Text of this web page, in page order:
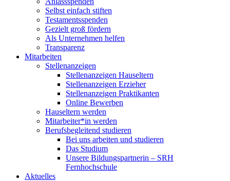
Selbst einfach stiften
Testamentsspenden
Gezielt groß fördern
Als Unternehmen helfen
Transparenz
Mitarbeiten
Stellenanzeigen
Stellenanzeigen Hauseltern
Stellenanzeigen Erzieher
Stellenanzeigen Praktikanten
Online Bewerben
Hauseltern werden
Mitarbeiter*in werden
Berufsbegleitend studieren
Bei uns arbeiten und studieren
Das Studium
Unsere Bildungspartnerin – SRH
Fernhochschule
Aktuelles